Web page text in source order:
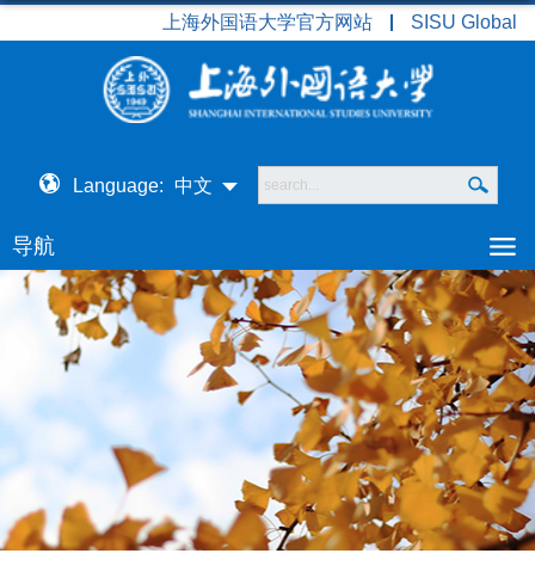
上海外国语大学官方网站 SISU Global
Language: 中文
导航